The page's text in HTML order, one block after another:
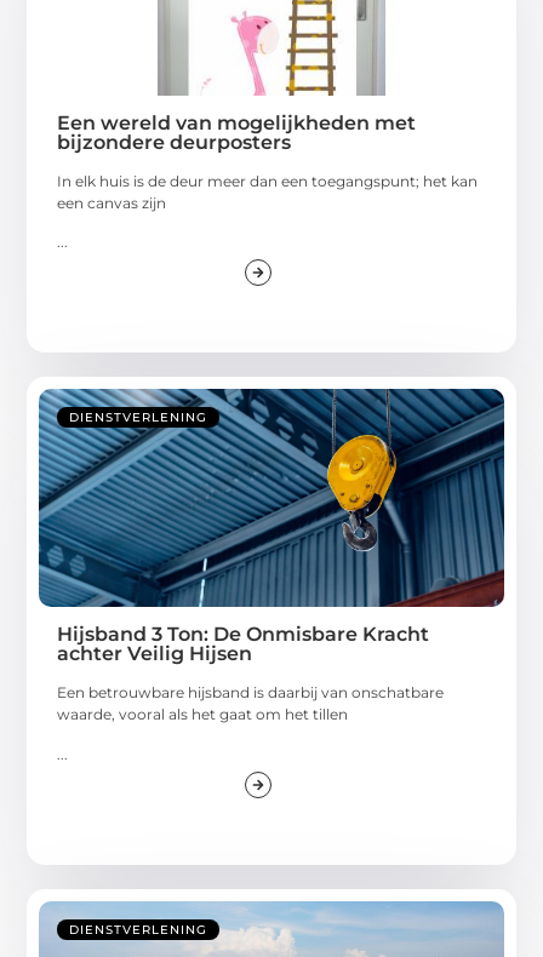
Een wereld van mogelijkheden met
bijzondere deurposters
In elk huis is de deur meer dan een toegangspunt; het kan
een canvas zijn
...
DIENSTVERLENING
Hijsband 3 Ton: De Onmisbare Kracht
achter Veilig Hijsen
Een betrouwbare hijsband is daarbij van onschatbare
waarde, vooral als het gaat om het tillen
DIENSTVERLENING